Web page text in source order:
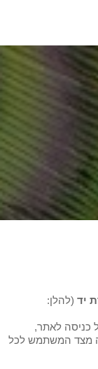
(להלן:
כניסה לאתר,
מצד המשתמש לכל